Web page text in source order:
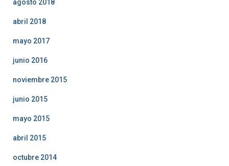
agosto 2018
abril 2018
mayo 2017
junio 2016
noviembre 2015
junio 2015
mayo 2015
abril 2015
octubre 2014